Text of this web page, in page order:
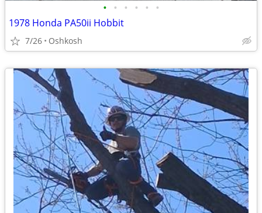
• • • • • •
1978 Honda PA50ii Hobbit
7/26 Oshkosh